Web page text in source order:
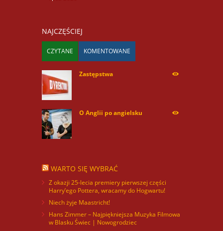
NAJCZĘŚCIEJ
CZYTANE KOMENTOWANE
Zastępstwa
O Anglii po angielsku
WARTO SIĘ WYBRAĆ
Z okazji 25-lecia premiery pierwszej części
Harry’ego Pottera, wracamy do Hogwartu!
Niech żyje Maastricht!
Hans Zimmer – Najpiękniejsza Muzyka Filmowa
w Blasku Świec | Nowogrodziec